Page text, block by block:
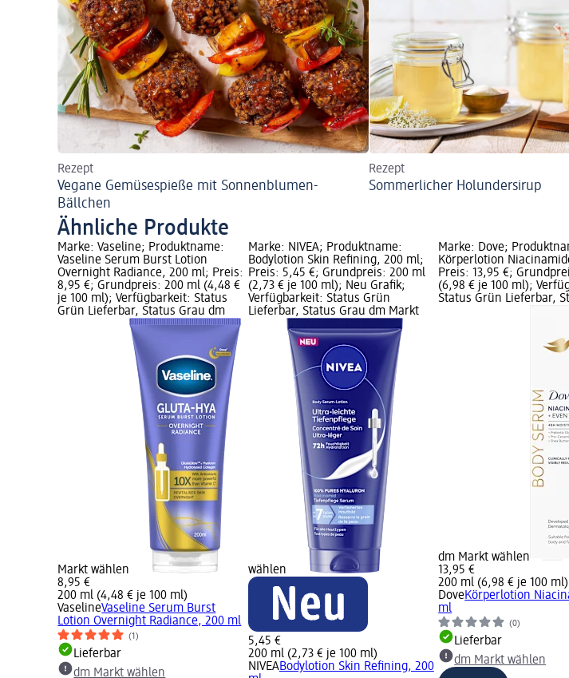
Rezept
Vegane Gemüsespieße mit Sonnenblumen-
Bällchen
Rezept
Sommerlicher Holundersirup
Ähnliche Produkte
Marke: Vaseline; Produktname:
Vaseline Serum Burst Lotion
Overnight Radiance, 200 ml; Preis:
8,95 €; Grundpreis: 200 ml (4,48 €
je 100 ml); Verfügbarkeit: Status
Grün Lieferbar, Status Grau dm
Markt wählen
8,95 €
200 ml (4,48 € je 100 ml)
VaselineVaseline Serum Burst
Lotion Overnight Radiance, 200 ml
(1)
Lieferbar
dm Markt wählen
Marke: NIVEA; Produktname:
Bodylotion Skin Refining, 200 ml;
Preis: 5,45 €; Grundpreis: 200 ml
(2,73 € je 100 ml); Neu Grafik;
Verfügbarkeit: Status Grün
Lieferbar, Status Grau dm Markt
wählen
5,45 €
200 ml (2,73 € je 100 ml)
NIVEABodylotion Skin Refining, 200
Marke: Dove;
Körperlotion
Preis: 13,95 €;
(6,98 € je 100 ml);
Status Grün Lieferbar,
dm Markt wählen
13,95 €
200 ml (6,98 € je 100 ml)
DoveKörperlotion
ml
(0)
Lieferbar
dm Markt wählen